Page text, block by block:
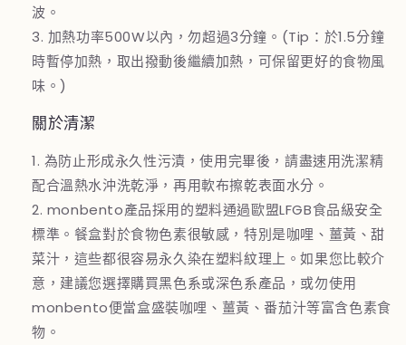
波。
3. 加熱功率500W以內，勿超過3分鐘。(Tip：於1.5分鐘
時暫停加熱，取出撥動後繼續加熱，可保留更好的食物風
味。)
關於清潔
1. 為防止形成永久性污漬，使用完畢後，請盡速用洗潔精
配合溫熱水沖洗乾淨，再用軟布擦乾表面水分。
2. monbento產品採用的塑料通過歐盟LFGB食品級安全
標準。餐盒對於食物色素很敏感，特別是咖哩、薑黃、甜
菜汁，這些都很容易永久染在塑料紋理上。如果您比較介
意，建議您選擇購買黑色系或深色系產品，或勿使用
monbento便當盒盛裝咖哩、薑黃、番茄汁等富含色素食
物。